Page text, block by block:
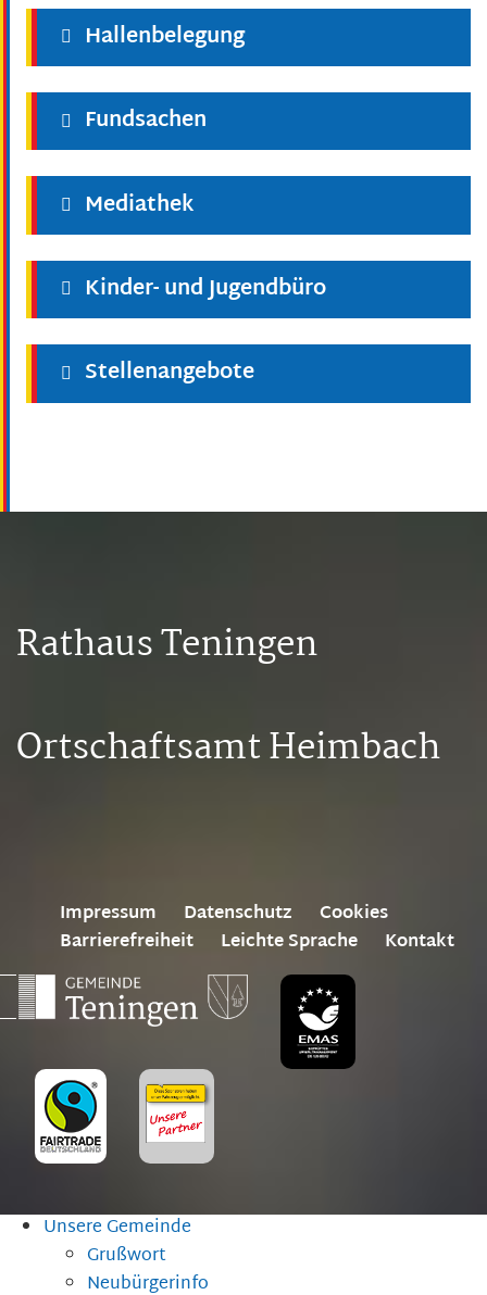
Hallenbelegung
Fundsachen
Mediathek
Kinder- und Jugendbüro
Stellenangebote
Rathaus Teningen
Ortschaftsamt Heimbach
Impressum Datenschutz
Cookies
Barrierefreiheit
Leichte Sprache Kontakt
Unsere Gemeinde
Grußwort
Neubürgerinfo